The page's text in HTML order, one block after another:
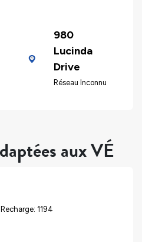
980
Lucinda
Drive
Réseau Inconnu
aux VÉ
1194